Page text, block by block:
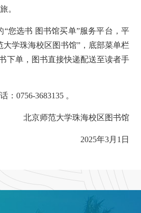
。
您选书 图书馆买单”服务平台，平
学珠海校区图书馆”，底部菜单栏
下单，图书直接快递配送至读者手
0756-3683135 。
北京师范大学珠海校区图书馆
2025年3月1日